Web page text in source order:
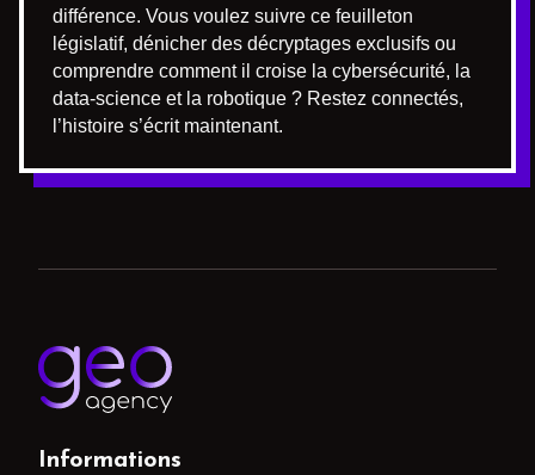
différence. Vous voulez suivre ce feuilleton
législatif, dénicher des décryptages exclusifs ou
comprendre comment il croise la cybersécurité, la
data-science et la robotique ? Restez connectés,
l’histoire s’écrit maintenant.
Informations